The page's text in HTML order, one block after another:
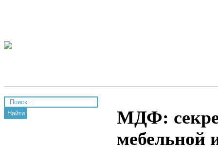
Найти
МДФ:
мебельной